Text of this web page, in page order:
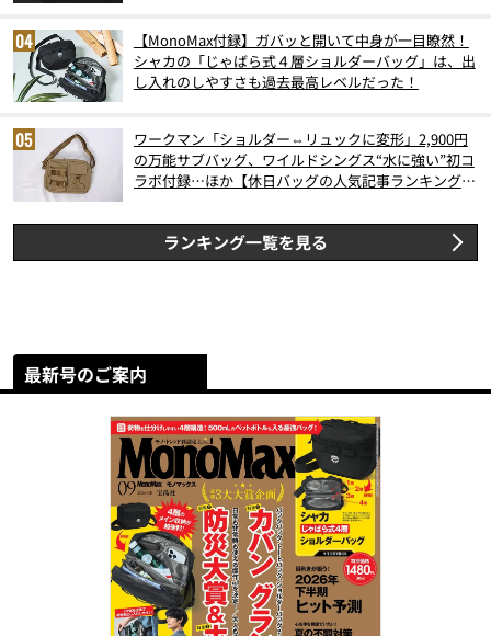
【MonoMax付録】ガバッと開いて中身が一目瞭然！
シャカの「じゃばら式４層ショルダーバッグ」は、出
し入れのしやすさも過去最高レベルだった！
ワークマン「ショルダー⇔リュックに変形」2,900円
の万能サブバッグ、ワイルドシングス“水に強い”初コ
ラボ付録…ほか【休日バッグの人気記事ランキングベ
ランキング一覧を見る
最新号のご案内